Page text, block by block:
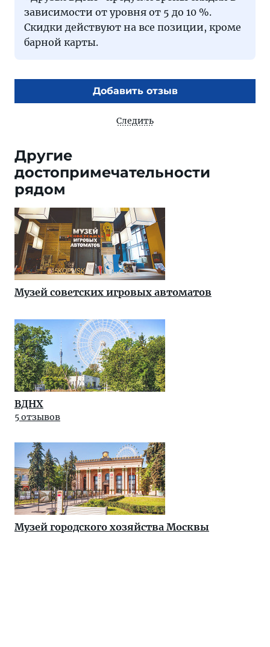
зависимости от уровня от 5 до 10 %.
Скидки действуют на все позиции, кроме
барной карты.
Добавить отзыв
Следить
Другие
достопримечательности
рядом
Музей советских игровых автоматов
ВДНХ
5 отзывов
Музей городского хозяйства Москвы